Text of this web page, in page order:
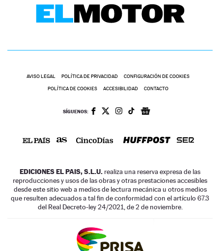
AVISO LEGAL POLÍTICA DE PRIVACIDAD CONFIGURACIÓN DE COOKIES
POLÍTICA DE COOKIES ACCESIBILIDAD CONTACTO
SÍGUENOS:
EDICIONES EL PAIS, S.L.U. realiza una reserva expresa de las
reproducciones y usos de las obras y otras prestaciones accesibles
desde este sitio web a medios de lectura mecánica u otros medios
que resulten adecuados a tal fin de conformidad con el artículo 67.3
del Real Decreto-ley 24/2021, de 2 de noviembre.